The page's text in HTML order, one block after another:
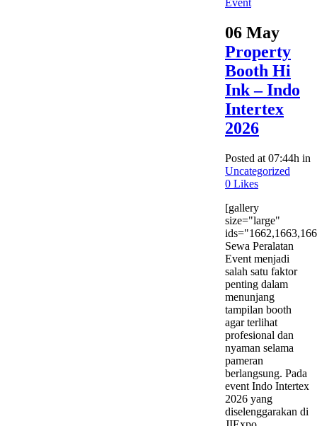
06 May
Property
Booth Hi
Ink – Indo
Intertex
2026
Posted at 07:44h in
Uncategorized
0 Likes
[gallery
size="large"
Sewa Peralatan
Event menjadi
salah satu faktor
penting dalam
menunjang
tampilan booth
agar terlihat
profesional dan
nyaman selama
pameran
berlangsung. Pada
event Indo Intertex
2026 yang
diselenggarakan di